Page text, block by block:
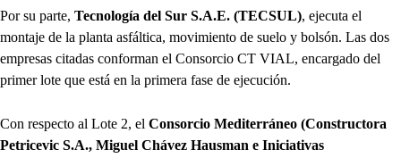
Por su parte, Tecnología del Sur S.A.E. (TECSUL), ejecuta el
montaje de la planta asfáltica, movimiento de suelo y bolsón. Las dos
empresas citadas conforman el Consorcio CT VIAL, encargado del
primer lote que está en la primera fase de ejecución.
Con respecto al Lote 2, el Consorcio Mediterráneo (Constructora
Petricevic S.A., Miguel Chávez Hausman e Iniciativas